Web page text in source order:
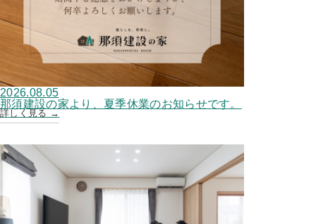
2026.08.05
那須建設の家より、夏季休業のお知らせです。
詳しく見る →